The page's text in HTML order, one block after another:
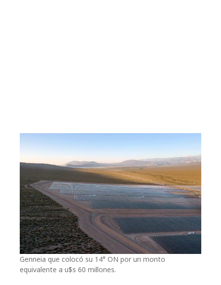
Genneia que colocó su 14° ON por un monto
equivalente a u$s 60 millones.